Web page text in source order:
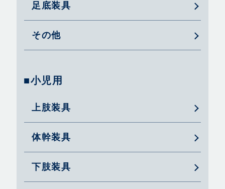
足底装具
その他
■小児用
上肢装具
体幹装具
下肢装具